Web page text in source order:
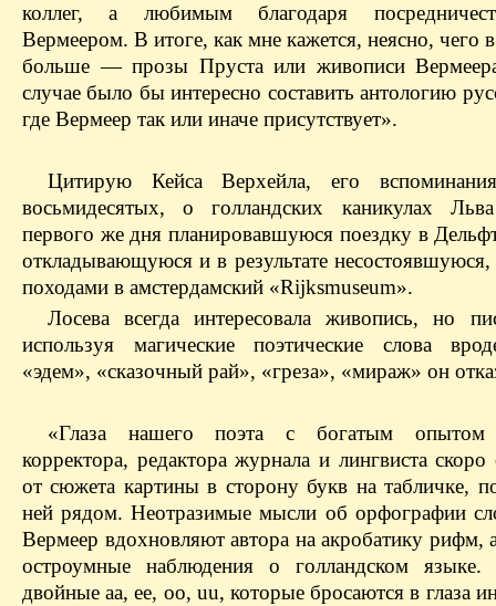
коллег, а любимым благодаря
Вермеером. В итоге, как мне кажется, неясно, чего
больше — прозы Пруста или живописи
случае было бы интересно составить антологию
где Вермеер так или иначе присутствует».
Цитирую Кейса Верхейла, его
восьмидесятых, о голландских каникулах
первого же дня планировавшуюся поездку в
откладывающуюся и в результате
походами в амстердамский «Rijksmuseum».
Лосева всегда интересовала живопись, но
используя магические поэтические слова
«эдем», «сказочный рай», «греза», «мираж» он
«Глаза нашего поэта с богатым опытом
корректора, редактора журнала и лингвиста скоро
от сюжета картины в сторону букв на табличке,
ней рядом. Неотразимые мысли об орфографии
Вермеер вдохновляют автора на акробатику рифм,
остроумные наблюдения о голландском языке.
двойные аа, ее, оо, uu, которые бросаются в глаза